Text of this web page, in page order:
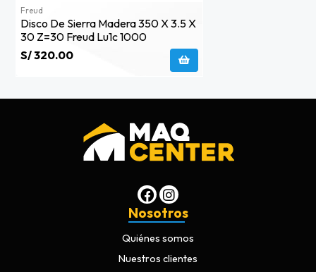
Freud
Disco De Sierra Madera 350 X 3.5 X
30 Z=30 Freud Lu1c 1000
S/ 320.00
Nosotros
Quiénes somos
Nuestros clientes